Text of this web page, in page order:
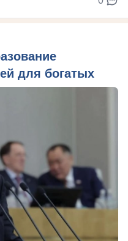
для богатых